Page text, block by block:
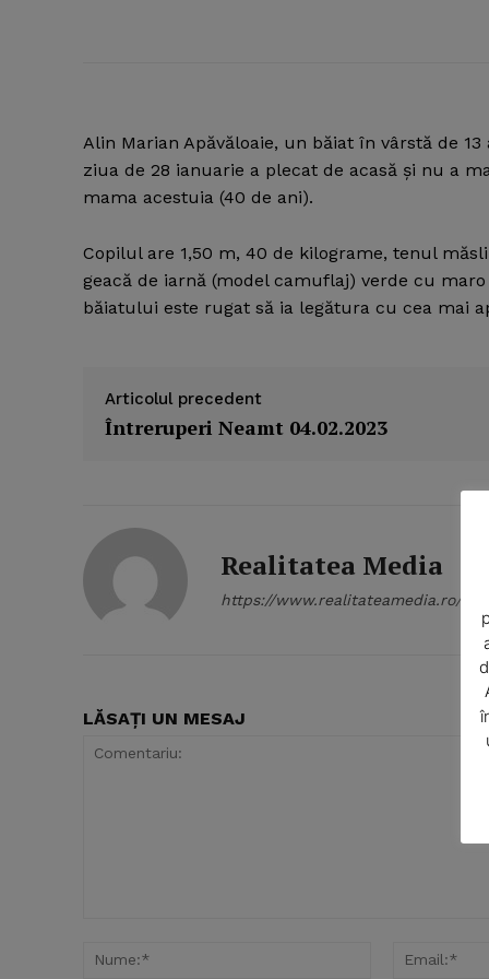
Alin Marian Apăvăloaie, un băiat în vârstă de
ziua de 28 ianuarie a plecat de acasă şi nu a
mama acestuia (40 de ani).
Copilul are 1,50 m, 40 de kilograme, tenul
geacă de iarnă (model camuflaj) verde cu
băiatului este rugat să ia legătura cu cea mai
Articolul precedent
Întreruperi Neamt 04.02.2023
Realitatea Media
https://www.realitateamedia.ro/
LĂSAȚI UN MESAJ
Nume:*